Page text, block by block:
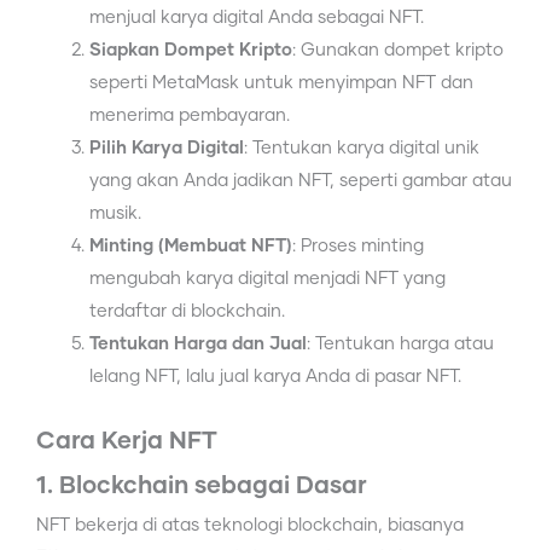
menjual karya digital Anda sebagai NFT.
Siapkan Dompet Kripto: Gunakan dompet kripto
seperti MetaMask untuk menyimpan NFT dan
menerima pembayaran.
Pilih Karya Digital : Tentukan karya digital unik
yang akan Anda jadikan NFT, seperti gambar atau
musik.
Minting (Membuat NFT): Proses minting
mengubah karya digital menjadi NFT yang
terdaftar di blockchain.
Tentukan Harga dan Jual : Tentukan harga atau
lelang NFT, lalu jual karya Anda di pasar NFT.
Cara Kerja NFT
1. Blockchain sebagai Dasar
NFT bekerja di atas teknologi blockchain, biasanya